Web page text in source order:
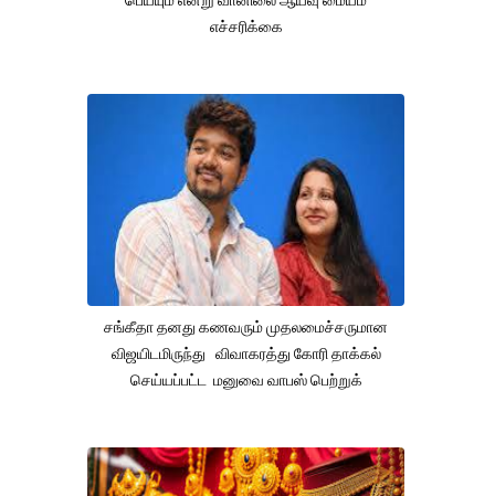
எச்சரிக்கை
சங்கீதா தனது கணவரும் முதலமைச்சருமான
விஜயிடமிருந்து விவாகரத்து கோரி தாக்கல்
செய்யப்பட்ட மனுவை வாபஸ் பெற்றுக்